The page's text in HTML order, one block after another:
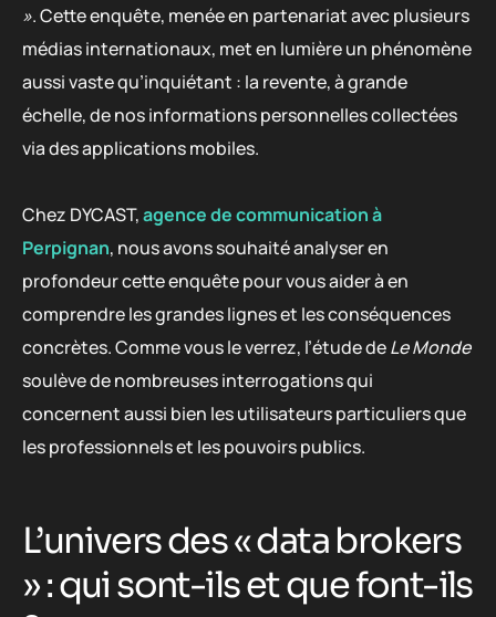
». Cette enquête, menée en partenariat avec plusieurs
médias internationaux, met en lumière un phénomène
aussi vaste qu’inquiétant : la revente, à grande
échelle, de nos informations personnelles collectées
via des applications mobiles.
Chez DYCAST,agence de communication à
Perpignan, nous avons souhaité analyser en
profondeur cette enquête pour vous aider à en
comprendre les grandes lignes et les conséquences
concrètes. Comme vous le verrez, l’étude deLe Monde
soulève de nombreuses interrogations qui
concernent aussi bien les utilisateurs particuliers que
les professionnels et les pouvoirs publics.
L’univers des « data brokers
» : qui sont-ils et que font-ils